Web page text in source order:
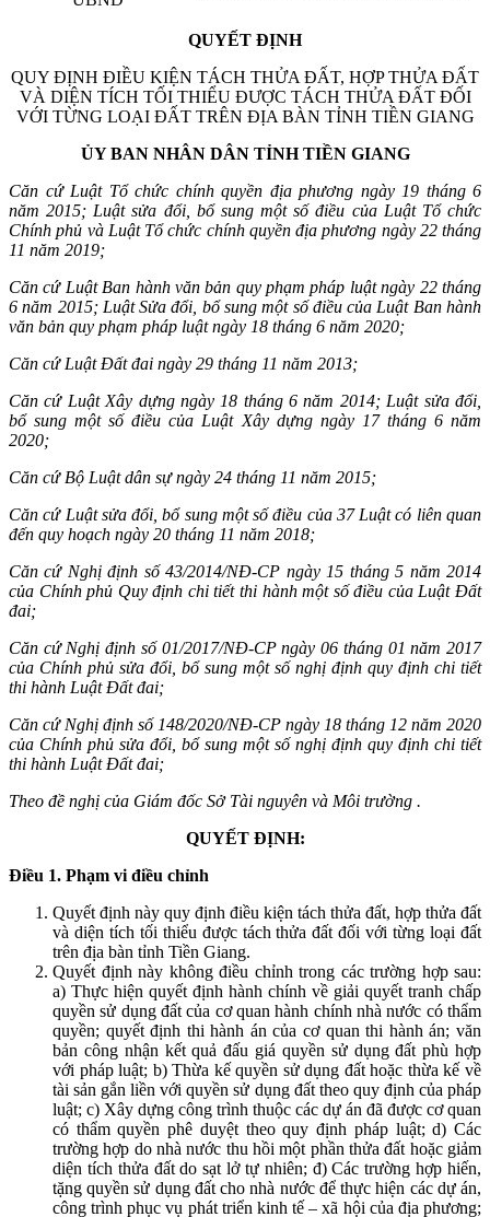
QUYẾT ĐỊNH
QUY ĐỊNH ĐIỀU KIỆN TÁCH THỬA ĐẤT, HỢP THỬA ĐẤT
VÀ DIỆN TÍCH TỐI THIỂU ĐƯỢC TÁCH THỬA ĐẤT ĐỐI
VỚI TỪNG LOẠI ĐẤT TRÊN ĐỊA BÀN TỈNH TIỀN GIANG
ỦY BAN NHÂN DÂN TỈNH TIỀN GIANG
Căn cứ Luật Tổ chức chính quyền địa phương ngày 19 tháng 6
năm 2015; Luật sửa đổi, bổ sung một số điều của Luật Tổ chức
Chính phủ và Luật Tổ chức chính quyền địa phương ngày 22 tháng
11 năm 2019;
Căn cứ Luật Ban hành văn bản quy phạm pháp luật ngày 22 tháng
6 năm 2015; Luật Sửa đổi, bổ sung một số điều của Luật Ban hành
văn bản quy phạm pháp luật ngày 18 tháng 6 năm 2020;
Căn cứ Luật Đất đai ngày 29 tháng 11 năm 2013;
Căn cứ Luật Xây dựng ngày 18 tháng 6 năm 2014; Luật sửa đổi,
bổ sung một số điều của Luật Xây dựng ngày 17 tháng 6 năm
2020;
Căn cứ Bộ Luật dân sự ngày 24 tháng 11 năm 2015;
Căn cứ Luật sửa đổi, bổ sung một số điều của 37 Luật có liên quan
đến quy hoạch ngày 20 tháng 11 năm 2018;
Căn cứ Nghị định số 43/2014/NĐ-CP ngày 15 tháng 5 năm 2014
của Chính phủ Quy định chi tiết thi hành một số điều của Luật Đất
đai;
Căn cứ Nghị định số 01/2017/NĐ-CP ngày 06 tháng 01 năm 2017
của Chính phủ sửa đổi, bổ sung một số nghị định quy định chi tiết
thi hành Luật Đất đai;
Căn cứ Nghị định số 148/2020/NĐ-CP ngày 18 tháng 12 năm 2020
của Chính phủ sửa đổi, bổ sung một số nghị định quy định chi tiết
thi hành Luật Đất đai;
Theo đề nghị của Giám đốc Sở Tài nguyên và Môi trường .
QUYẾT ĐỊNH:
Điều 1. Phạm vi điều chỉnh
Quyết định này quy định điều kiện tách thửa đất, hợp thửa đất
và diện tích tối thiểu được tách thửa đất đối với từng loại đất
trên địa bàn tỉnh Tiền Giang.
Quyết định này không điều chỉnh trong các trường hợp sau:
a) Thực hiện quyết định hành chính về giải quyết tranh chấp
quyền sử dụng đất của cơ quan hành chính nhà nước có thẩm
quyền; quyết định thi hành án của cơ quan thi hành án; văn
bản công nhận kết quả đấu giá quyền sử dụng đất phù hợp
với pháp luật; b) Thừa kế quyền sử dụng đất hoặc thừa kế về
tài sản gắn liền với quyền sử dụng đất theo quy định của pháp
luật; c) Xây dựng công trình thuộc các dự án đã được cơ quan
có thẩm quyền phê duyệt theo quy định pháp luật; d) Các
trường hợp do nhà nước thu hồi một phần thửa đất hoặc giảm
diện tích thửa đất do sạt lở tự nhiên; đ) Các trường hợp hiến,
tặng quyền sử dụng đất cho nhà nước để thực hiện các dự án,
công trình phục vụ phát triển kinh tế – xã hội của địa phương;